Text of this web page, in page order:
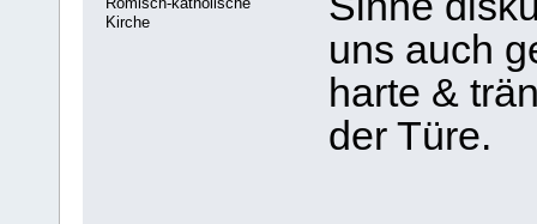
Kirche
uns auch
harte &
der Türe.